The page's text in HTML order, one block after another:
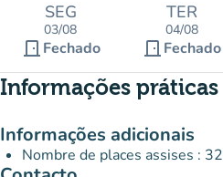
SEG
03/08
door_front Fechado
TER
04/08
door_front Fechado
Informações práticas
Informações adicionais
Nombre de places assises : 32